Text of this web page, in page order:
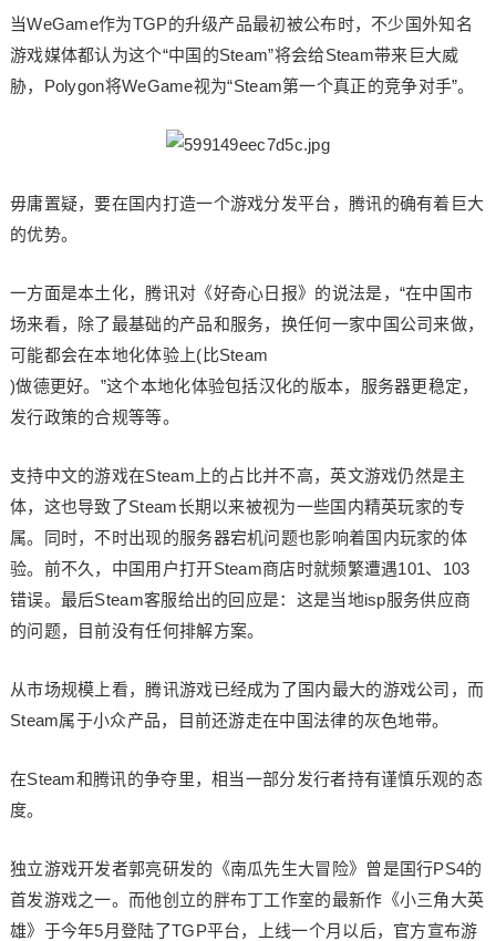
当WeGame作为TGP的升级产品最初被公布时，不少国外知名
游戏媒体都认为这个“中国的Steam”将会给Steam带来巨大威
胁，Polygon将WeGame视为“Steam第一个真正的竞争对手”。
毋庸置疑，要在国内打造一个游戏分发平台，腾讯的确有着巨大
的优势。
一方面是本土化，腾讯对《好奇心日报》的说法是，“在中国市
场来看，除了最基础的产品和服务，换任何一家中国公司来做，
可能都会在本地化体验上(比Steam
)做德更好。”这个本地化体验包括汉化的版本，服务器更稳定，
发行政策的合规等等。
支持中文的游戏在Steam上的占比并不高，英文游戏仍然是主
体，这也导致了Steam长期以来被视为一些国内精英玩家的专
属。同时，不时出现的服务器宕机问题也影响着国内玩家的体
验。前不久，中国用户打开Steam商店时就频繁遭遇101、103
错误。最后Steam客服给出的回应是：这是当地isp服务供应商
的问题，目前没有任何排解方案。
从市场规模上看，腾讯游戏已经成为了国内最大的游戏公司，而
Steam属于小众产品，目前还游走在中国法律的灰色地带。
在Steam和腾讯的争夺里，相当一部分发行者持有谨慎乐观的态
度。
独立游戏开发者郭亮研发的《南瓜先生大冒险》曾是国行PS4的
首发游戏之一。而他创立的胖布丁工作室的最新作《小三角大英
雄》于今年5月登陆了TGP平台，上线一个月以后，官方宣布游